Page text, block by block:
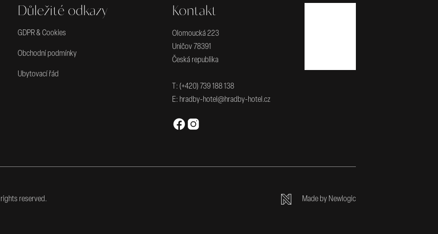
Důležité odkazy
GDPR & Cookies
Obchodní podmínky
Ubytovací řád
Kontakt
Olomoucká 223
Uničov 78391
Česká republika
T: (+420) 739 188 138
E: hradby-hotel@hradby-hotel.cz
reserved. Made by Newlogic